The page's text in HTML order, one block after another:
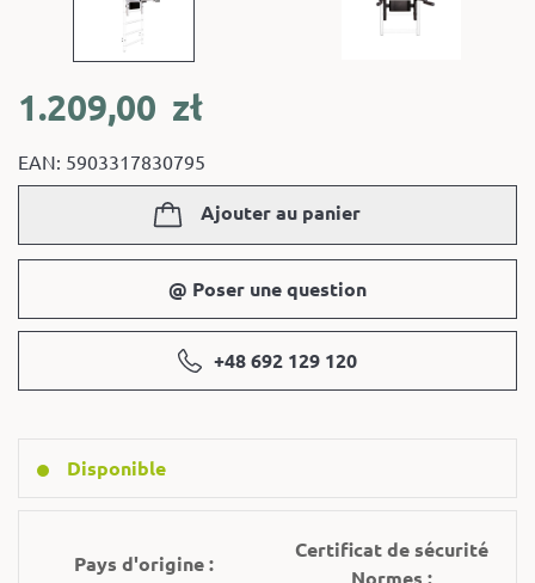
1.209,00 zł
EAN: 5903317830795
Ajouter au panier
@ Poser une question
+48 692 129 120
Disponible
Pays d'origine :
Certificat de sécurité
Normes :